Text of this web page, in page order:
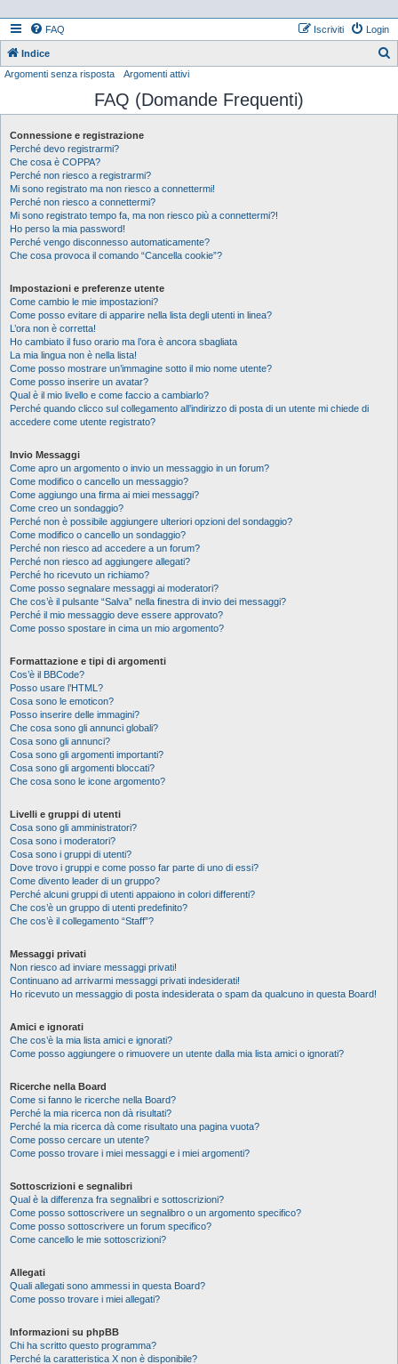
FAQ Login
Iscriviti
Indice
c
Argomenti senza risposta Argomenti attivi
FAQ (Domande Frequenti)
Connessione e registrazione
Perché devo registrarmi?
Che cosa è COPPA?
Perché non riesco a registrarmi?
Mi sono registrato ma non riesco a connettermi!
Perché non riesco a connettermi?
Mi sono registrato tempo fa, ma non riesco più a connettermi?!
Ho perso la mia password!
Perché vengo disconnesso automaticamente?
Che cosa provoca il comando “Cancella cookie”?
Impostazioni e preferenze utente
Come cambio le mie impostazioni?
Come posso evitare di apparire nella lista degli utenti in linea?
L’ora non è corretta!
Ho cambiato il fuso orario ma l’ora è ancora sbagliata
La mia lingua non è nella lista!
Come posso mostrare un’immagine sotto il mio nome utente?
Come posso inserire un avatar?
Qual è il mio livello e come faccio a cambiarlo?
Perché quando clicco sul collegamento all’indirizzo di posta di un utente mi chiede di
accedere come utente registrato?
Invio Messaggi
Come apro un argomento o invio un messaggio in un forum?
Come modifico o cancello un messaggio?
Come aggiungo una firma ai miei messaggi?
Come creo un sondaggio?
Perché non è possibile aggiungere ulteriori opzioni del sondaggio?
Come modifico o cancello un sondaggio?
Perché non riesco ad accedere a un forum?
Perché non riesco ad aggiungere allegati?
Perché ho ricevuto un richiamo?
Come posso segnalare messaggi ai moderatori?
Che cos’è il pulsante “Salva” nella finestra di invio dei messaggi?
Perché il mio messaggio deve essere approvato?
Come posso spostare in cima un mio argomento?
Formattazione e tipi di argomenti
Cos’è il BBCode?
Posso usare l’HTML?
Cosa sono le emoticon?
Posso inserire delle immagini?
Che cosa sono gli annunci globali?
Cosa sono gli annunci?
Cosa sono gli argomenti importanti?
Cosa sono gli argomenti bloccati?
Che cosa sono le icone argomento?
Livelli e gruppi di utenti
Cosa sono gli amministratori?
Cosa sono i moderatori?
Cosa sono i gruppi di utenti?
Dove trovo i gruppi e come posso far parte di uno di essi?
Come divento leader di un gruppo?
Perché alcuni gruppi di utenti appaiono in colori differenti?
Che cos’è un gruppo di utenti predefinito?
Che cos’è il collegamento “Staff”?
Messaggi privati
Non riesco ad inviare messaggi privati!
Continuano ad arrivarmi messaggi privati indesiderati!
Ho ricevuto un messaggio di posta indesiderata o spam da qualcuno in questa Board!
Amici e ignorati
Che cos’è la mia lista amici e ignorati?
Come posso aggiungere o rimuovere un utente dalla mia lista amici o ignorati?
Ricerche nella Board
Come si fanno le ricerche nella Board?
Perché la mia ricerca non dà risultati?
Perché la mia ricerca dà come risultato una pagina vuota?
Come posso cercare un utente?
Come posso trovare i miei messaggi e i miei argomenti?
Sottoscrizioni e segnalibri
Qual è la differenza fra segnalibri e sottoscrizioni?
Come posso sottoscrivere un segnalibro o un argomento specifico?
Come posso sottoscrivere un forum specifico?
Come cancello le mie sottoscrizioni?
Allegati
Quali allegati sono ammessi in questa Board?
Come posso trovare i miei allegati?
Informazioni su phpBB
Chi ha scritto questo programma?
Perché la caratteristica X non è disponibile?